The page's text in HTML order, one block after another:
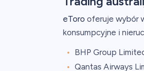
eToro oferuje wybór
konsumpcyjne i
BHP Group
Qantas Airways